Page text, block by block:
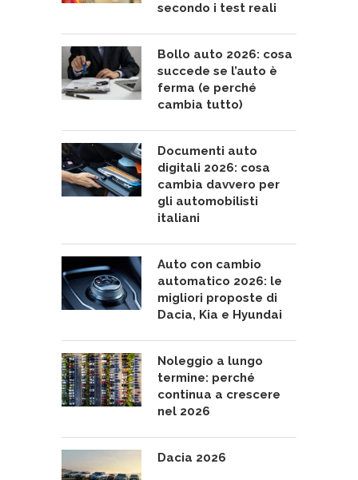
secondo i test reali
Bollo auto 2026: cosa
succede se l’auto è
ferma (e perché
cambia tutto)
Documenti auto
digitali 2026: cosa
cambia davvero per
gli automobilisti
italiani
Auto con cambio
automatico 2026: le
migliori proposte di
Dacia, Kia e Hyundai
Noleggio a lungo
termine: perché
continua a crescere
nel 2026
Dacia 2026